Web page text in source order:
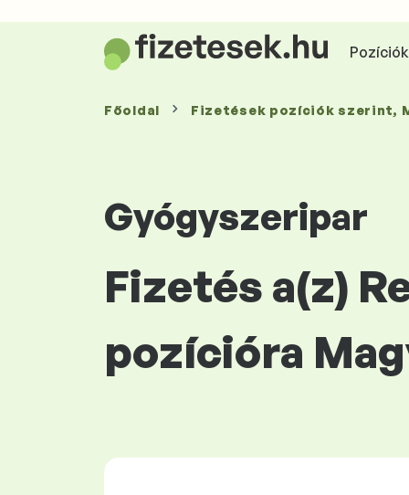
Főoldal Fizetések pozíciók szerint,
Gyógyszeripar
Fizetés a(z)
pozícióra